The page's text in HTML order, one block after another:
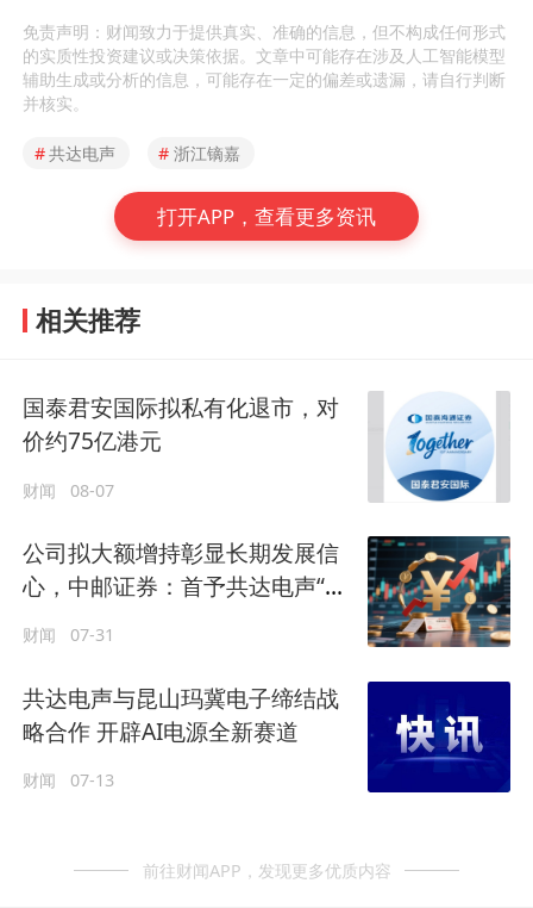
免责声明：财闻致力于提供真实、准确的信息，但不构成任何形式
的实质性投资建议或决策依据。文章中可能存在涉及人工智能模型
辅助生成或分析的信息，可能存在一定的偏差或遗漏，请自行判断
并核实。
#共达电声 # 浙江镝嘉
打开APP，查看更多资讯
相关推荐
国泰君安国际拟私有化退市，对
价约75亿港元
财闻 08-07
公司拟大额增持彰显长期发展信
心，中邮证券：首予共达电声“买
财闻 07-31
共达电声与昆山玛冀电子缔结战
略合作 开辟AI电源全新赛道
财闻 07-13
前往财闻APP，发现更多优质内容